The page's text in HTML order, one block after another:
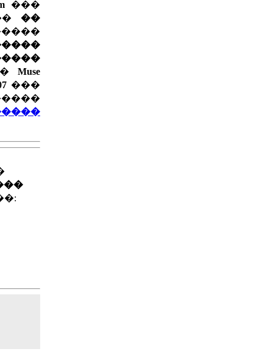
���
��
Muse
���